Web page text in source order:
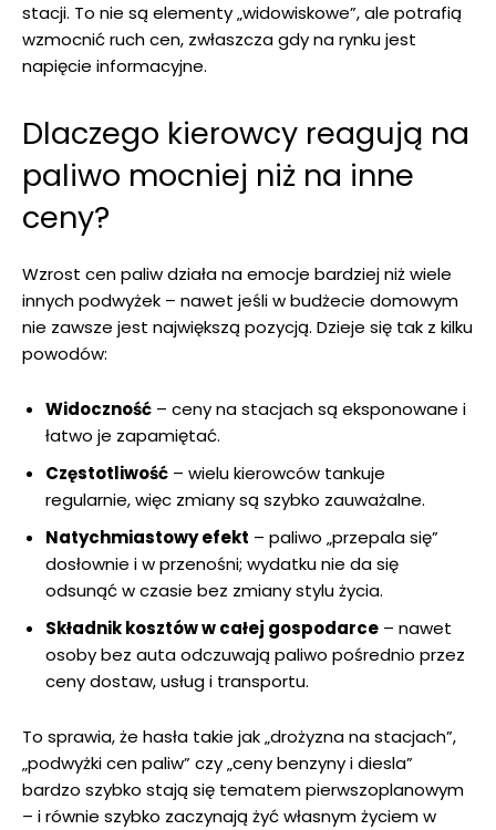
stacji. To nie są elementy „widowiskowe”, ale potrafią
wzmocnić ruch cen, zwłaszcza gdy na rynku jest
napięcie informacyjne.
Dlaczego kierowcy reagują na
paliwo mocniej niż na inne
ceny?
Wzrost cen paliw działa na emocje bardziej niż wiele
innych podwyżek – nawet jeśli w budżecie domowym
nie zawsze jest największą pozycją. Dzieje się tak z kilku
powodów:
Widoczność – ceny na stacjach są eksponowane i
łatwo je zapamiętać.
Częstotliwość – wielu kierowców tankuje
regularnie, więc zmiany są szybko zauważalne.
Natychmiastowy efekt – paliwo „przepala się”
dosłownie i w przenośni; wydatku nie da się
odsunąć w czasie bez zmiany stylu życia.
Składnik kosztów w całej gospodarce – nawet
osoby bez auta odczuwają paliwo pośrednio przez
ceny dostaw, usług i transportu.
To sprawia, że hasła takie jak „drożyzna na stacjach”,
„podwyżki cen paliw” czy „ceny benzyny i diesla”
bardzo szybko stają się tematem pierwszoplanowym
– i równie szybko zaczynają żyć własnym życiem w